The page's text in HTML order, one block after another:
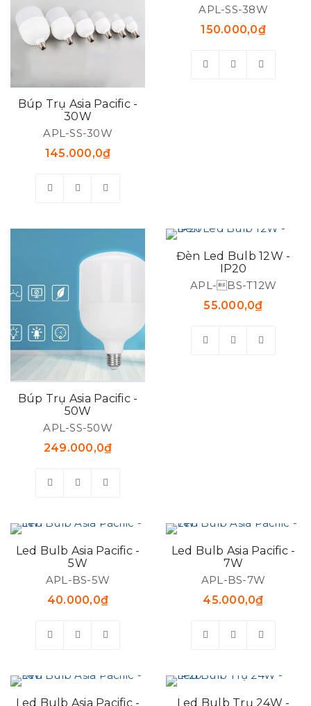
Búp Trụ Asia Pacific -
30W
APL-SS-30W
145.000,0₫
APL-SS-38W
150.000,0₫
Búp Trụ Asia Pacific -
50W
APL-SS-50W
249.000,0₫
Đèn Led Bulb 12W -
IP20
APL-BS-T12W
55.000,0₫
Led Bulb Asia Pacific -
5W
APL-BS-5W
40.000,0₫
Led Bulb Asia Pacific -
7W
APL-BS-7W
45.000,0₫
Led Bulb Asia Pacific - Led Bulb Trụ 24W -